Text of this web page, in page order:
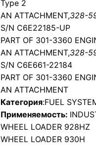
Type 2
AN ATTACHMENT,328-
S/N C6E22185-UP
PART OF 301-3360
AN ATTACHMENT,328-
S/N C6E661-22184
PART OF 301-3360
AN ATTACHMENT
Категория:FUEL
Применяемость:
WHEEL LOADER 928HZ
WHEEL LOADER 930H